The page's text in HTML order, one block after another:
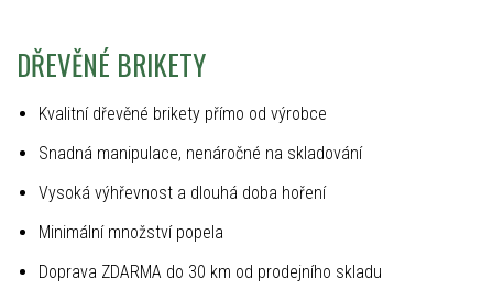
DŘEVĚNÉ BRIKETY
Kvalitní dřevěné brikety přímo od výrobce
Snadná manipulace, nenáročné na skladování
Vysoká výhřevnost a dlouhá doba hoření
Minimální množství popela
Doprava ZDARMA do 30 km od prodejního skladu